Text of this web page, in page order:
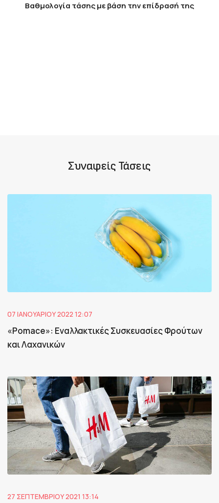
Βαθμολογία τάσης με βάση την επίδρασή της
Συναφείς Τάσεις
07 ΙΑΝΟΥΑΡΊΟΥ 2022 12:07
«Pomace»: Εναλλακτικές Συσκευασίες Φρούτων
και Λαχανικών
27 ΣΕΠΤΕΜΒΡΊΟΥ 2021 13:14